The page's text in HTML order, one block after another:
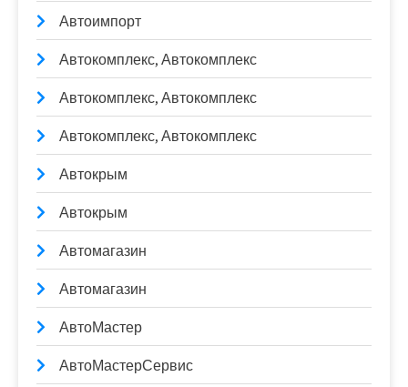
Автоимпорт
Автокомплекс, Автокомплекс
Автокомплекс, Автокомплекс
Автокомплекс, Автокомплекс
Автокрым
Автокрым
Автомагазин
Автомагазин
АвтоМастер
АвтоМастерСервис